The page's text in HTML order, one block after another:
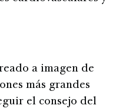
a imagen de
más grandes
el consejo del